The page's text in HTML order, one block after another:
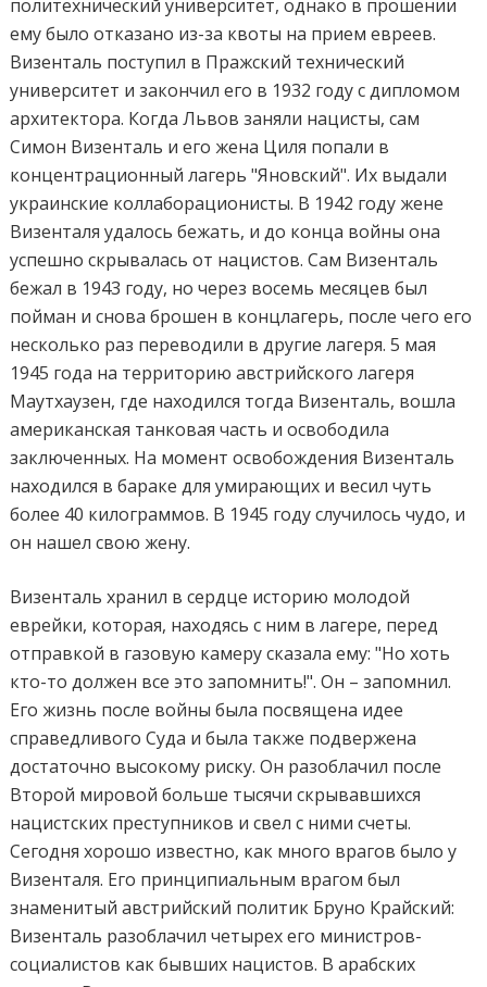
политехнический университет, однако в прошении
ему было отказано из-за квоты на прием евреев.
Визенталь поступил в Пражский технический
университет и закончил его в 1932 году с дипломом
архитектора. Когда Львов заняли нацисты, сам
Симон Визенталь и его жена Циля попали в
концентрационный лагерь "Яновский". Их выдали
украинские коллаборационисты. В 1942 году жене
Визенталя удалось бежать, и до конца войны она
успешно скрывалась от нацистов. Сам Визенталь
бежал в 1943 году, но через восемь месяцев был
пойман и снова брошен в концлагерь, после чего его
несколько раз переводили в другие лагеря. 5 мая
1945 года на территорию австрийского лагеря
Маутхаузен, где находился тогда Визенталь, вошла
американская танковая часть и освободила
заключенных. На момент освобождения Визенталь
находился в бараке для умирающих и весил чуть
более 40 килограммов. В 1945 году случилось чудо, и
он нашел свою жену.
Визенталь хранил в сердце историю молодой
еврейки, которая, находясь с ним в лагере, перед
отправкой в газовую камеру сказала ему: "Но хоть
кто-то должен все это запомнить!". Он – запомнил.
Его жизнь после войны была посвящена идее
справедливого Суда и была также подвержена
достаточно высокому риску. Он разоблачил после
Второй мировой больше тысячи скрывавшихся
нацистских преступников и свел с ними счеты.
Сегодня хорошо известно, как много врагов было у
Визенталя. Его принципиальным врагом был
знаменитый австрийский политик Бруно Крайский:
Визенталь разоблачил четырех его министров-
социалистов как бывших нацистов. В арабских